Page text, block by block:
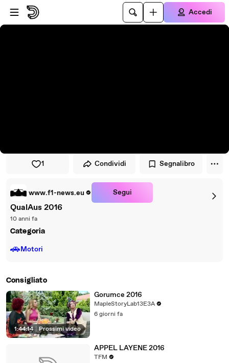
Vai al lettore
Passa al contenuto principale
Accedi
1 Condividi Segnalibro
www.f1-news.eu Segui
QualAus 2016
10 anni fa
Categoria
🚗Motori
Consigliato
1:44:14 | Prossimi video
Gorumce 2016
MapleStoryLab13E3A
6 giorni fa
APPEL LAYENE 2016
TFM